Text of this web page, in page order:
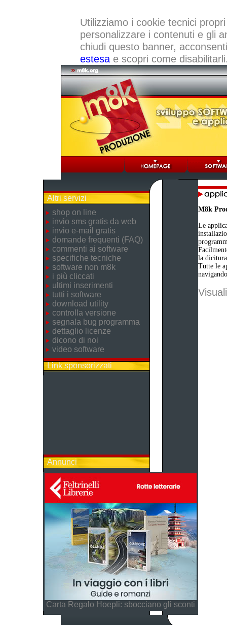
Utilizziamo i cookie tecnici
personalizzare i contenuti e gli
chiudi questo banner,
estesae scopri come
Altri servizi
shop on line
invio sms gratis da web
invio e-mail gratis
domande frequenti (FAQ)
commenti ai software
specifiche tecniche
software non m8k
i più cliccati
ultimi inserimenti
tutti i software
download utility
controlla versione
segnala bug programma
dettaglio licenze
dicono di noi
video software
Link sponsorizzati
Annunci
Carta Regalo Hoepli: sbocciano gli sconti
M8k
Le
la
Tutte le